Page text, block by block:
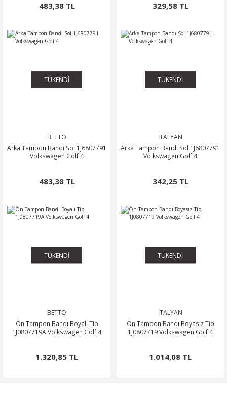
483,38 TL 329,58 TL
TÜKENDİ
BETTO
Arka Tampon Bandı Sol 1J6807791
Volkswagen Golf 4
483,38 TL
TÜKENDİ
İTALYAN
Arka Tampon Bandı Sol 1J6807791
Volkswagen Golf 4
342,25 TL
TÜKENDİ
BETTO
Ön Tampon Bandı Boyalı Tip
1J0807719A Volkswagen Golf 4
1.320,85 TL
TÜKENDİ
İTALYAN
Ön Tampon Bandı Boyasız Tip
1J0807719 Volkswagen Golf 4
1.014,08 TL